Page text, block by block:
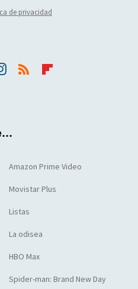
de privacidad
Amazon Prime Video
Movistar Plus
Listas
La odisea
HBO Max
Spider-man: Brand New Day